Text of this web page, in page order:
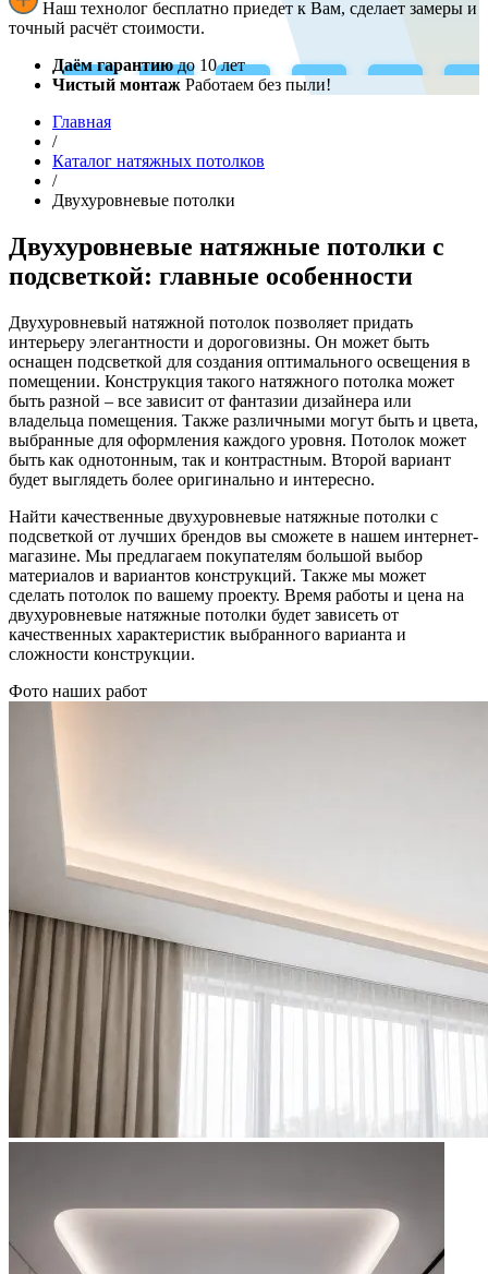
Наш технолог бесплатно приедет к Вам, сделает замеры и
точный расчёт стоимости.
Даём гарантиюдо 10 лет
Чистый монтаж Работаем без пыли!
Главная
/
Каталог натяжных потолков
/
Двухуровневые потолки
Двухуровневые натяжные потолки с
подсветкой: главные особенности
Двухуровневый натяжной потолок позволяет придать
интерьеру элегантности и дороговизны. Он может быть
оснащен подсветкой для создания оптимального освещения в
помещении. Конструкция такого натяжного потолка может
быть разной – все зависит от фантазии дизайнера или
владельца помещения. Также различными могут быть и цвета,
выбранные для оформления каждого уровня. Потолок может
быть как однотонным, так и контрастным. Второй вариант
будет выглядеть более оригинально и интересно.
Найти качественные двухуровневые натяжные потолки с
подсветкой от лучших брендов вы сможете в нашем интернет-
магазине. Мы предлагаем покупателям большой выбор
материалов и вариантов конструкций. Также мы может
сделать потолок по вашему проекту. Время работы и цена на
двухуровневые натяжные потолки будет зависеть от
качественных характеристик выбранного варианта и
сложности конструкции.
Фото наших работ